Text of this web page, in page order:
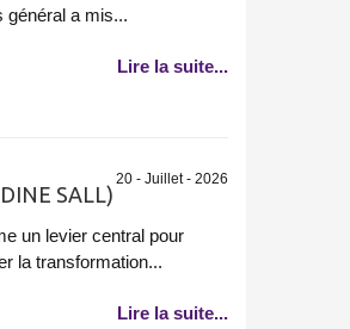
général a mis...
Lire la suite...
20 - Juillet - 2026
SALL)
un levier central pour
la transformation...
Lire la suite...